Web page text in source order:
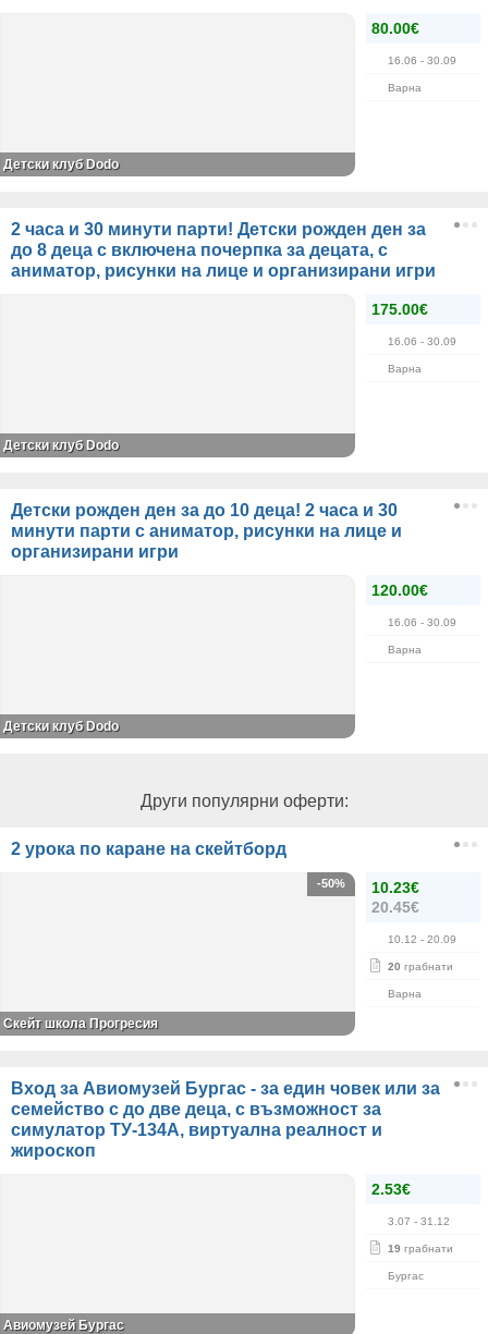
80.00€
16.06 - 30.09
Варна
Детски клуб Dodo
2 часа и 30 минути парти! Детски рожден ден за
до 8 деца с включена почерпка за децата, с
аниматор, рисунки на лице и организирани игри
175.00€
16.06 - 30.09
Варна
Детски клуб Dodo
Детски рожден ден за до 10 деца! 2 часа и 30
минути парти с аниматор, рисунки на лице и
организирани игри
120.00€
16.06 - 30.09
Варна
Детски клуб Dodo
Други популярни оферти:
2 урока по каране на скейтборд
10.23€
20.45€
10.12 - 20.09
20 грабнати
Варна
-50%
Скейт школа Прогресия
Вход за Авиомузей Бургас - за един човек или за
семейство с до две деца, с възможност за
симулатор ТУ-134А, виртуална реалност и
жироскоп
2.53€
3.07 - 31.12
19 грабнати
Бургас
Авиомузей Бургас